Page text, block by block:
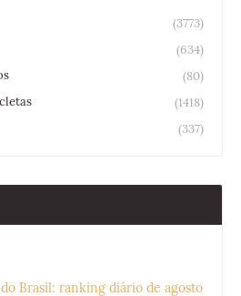
(3773)
(634)
(80)
(1418)
(337)
Brasil: ranking diário de agosto